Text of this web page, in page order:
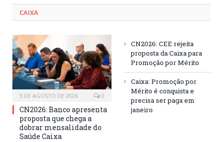
CAIXA
5 DE AGOSTO DE 2026 0
CN2026: Banco apresenta
proposta que chega a
dobrar mensalidade do
Saúde Caixa
CN2026: CEE rejeita
proposta da Caixa para
Promoção por Mérito
Caixa: Promoção por
Mérito é conquista e
precisa ser paga em
janeiro